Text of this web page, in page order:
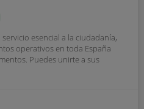
esencial a la ciudadanía,
operativos en toda España
Puedes unirte a sus